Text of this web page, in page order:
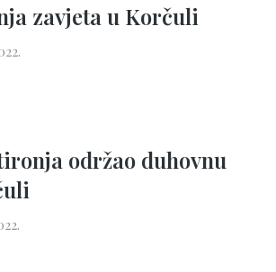
zavjeta u Korčuli
održao duhovnu